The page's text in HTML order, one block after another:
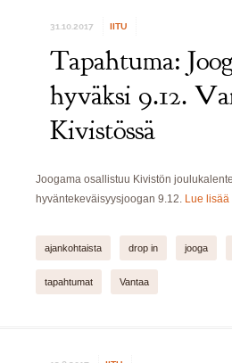
31.10.2017 IITU
Tapahtuma:
hyväksi 9.12.
Kivistössä
Joogama osallistuu Kivistön
hyväntekeväisyysjoogan 9.12. Lue lisää
ajankohtaista drop in jooga
tapahtumat Vantaa